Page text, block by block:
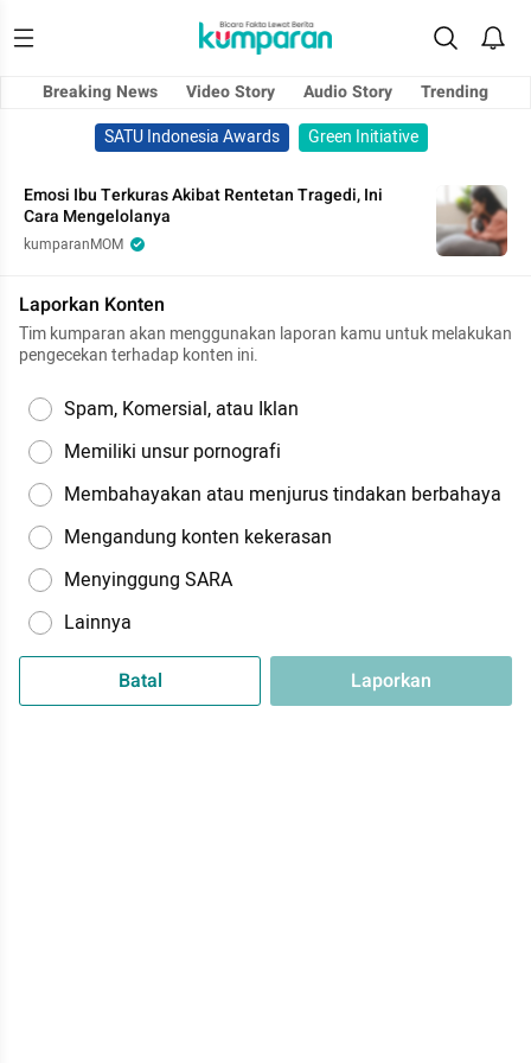
Breaking News Video Story Audio Story
Trending
SATU Indonesia Awards
Green Initiative
Emosi Ibu Terkuras Akibat Rentetan Tragedi, Ini
Cara Mengelolanya
kumparanMOM
Laporkan Konten
Tim kumparan akan menggunakan laporan kamu untuk melakukan
pengecekan terhadap konten ini.
Spam, Komersial, atau Iklan
Memiliki unsur pornografi
Membahayakan atau menjurus tindakan berbahaya
Mengandung konten kekerasan
Menyinggung SARA
Lainnya
Batal Laporkan